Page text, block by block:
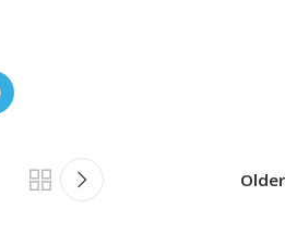
Older